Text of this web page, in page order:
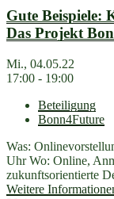
Gute Beispiele:
Das Projekt
Mi., 04.05.22
17:00 - 19:00
Beteiligung
Bonn4Future
Was:
Uhr Wo: Online,
zukunftsorientierte
Weitere